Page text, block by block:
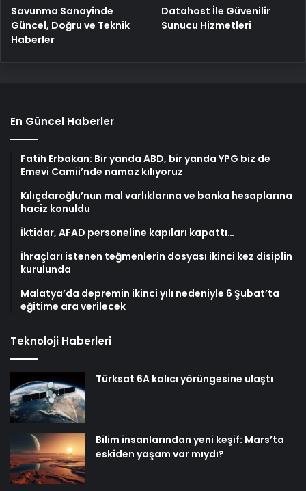
Savunma Sanayinde
Güncel, Doğru ve Teknik
Haberler
Datahost İle Güvenilir
Sunucu Hizmetleri
En Güncel Haberler
Fatih Erbakan: Bir yanda ABD, bir yanda YPG biz de
Emevi Camii’nde namaz kılıyoruz
Kılıçdaroğlu’nun mal varlıklarına ve banka hesaplarına
haciz konuldu
İktidar, AFAD personeline kapıları kapattı…
İhraçları istenen teğmenlerin dosyası ikinci kez disiplin
kurulunda
Malatya’da depremin ikinci yılı nedeniyle 6 Şubat’ta
eğitime ara verilecek
Teknoloji Haberleri
Türksat 6A kalıcı yörüngesine ulaştı
Bilim insanlarından yeni keşif: Mars’ta
eskiden yaşam var mıydı?